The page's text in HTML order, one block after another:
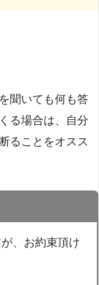
聞いても何も答
る場合は、自分
ることをオスス
、お約束頂け